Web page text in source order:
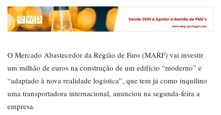
O Mercado Abastecedor da Região de Faro (MARF) vai investir
um milhão de euros na construção de um edifício “moderno” e
“adaptado à nova realidade logística”, que tem já como inquilino
uma transportadora internacional, anunciou na segunda-feira a
empresa.